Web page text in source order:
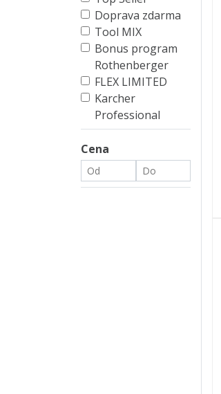
Doprava zdarma
Tool MIX
Bonus program
Rothenberger
FLEX LIMITED
Karcher
Professional
Cena